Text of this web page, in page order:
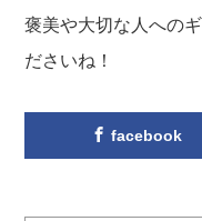
褒美や大切な人への
ださいね！
facebook